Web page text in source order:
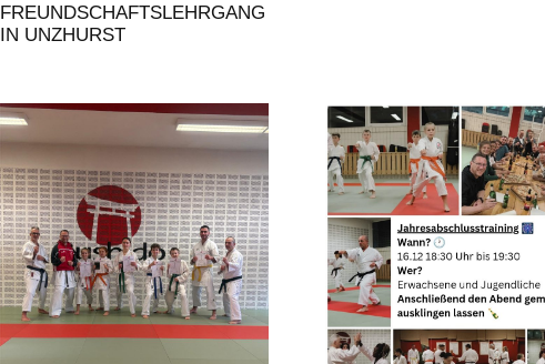
FREUNDSCHAFTSLEHRGANG
IN UNZHURST